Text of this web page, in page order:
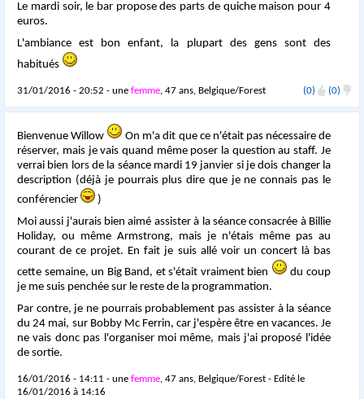
Le mardi soir, le bar propose des parts de quiche maison pour 4
euros.
L'ambiance est bon enfant, la plupart des gens sont des
habitués
31/01/2016 - 20:52 - unefemme, 47 ans, Belgique/Forest (0) (0)
Bienvenue Willow
On m'a dit que ce n'était pas nécessaire de
réserver, mais je vais quand même poser la question au staff. Je
verrai bien lors de la séance mardi 19 janvier si je dois changer la
description (déjà je pourrais plus dire que je ne connais pas le
conférencier
)
Moi aussi j'aurais bien aimé assister à la séance consacrée à Billie
Holiday, ou même Armstrong, mais je n'étais même pas au
courant de ce projet. En fait je suis allé voir un concert là bas
cette semaine, un Big Band, et s'était vraiment bien
du coup
je me suis penchée sur le reste de la programmation.
Par contre, je ne pourrais probablement pas assister à la séance
du 24 mai, sur Bobby Mc Ferrin, car j'espère être en vacances. Je
ne vais donc pas l'organiser moi même, mais j'ai proposé l'idée
de sortie.
16/01/2016 - 14:11 - unefemme, 47 ans, Belgique/Forest - Edité le
16/01/2016 à 14:16